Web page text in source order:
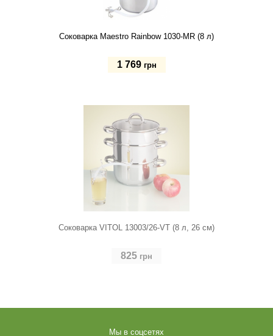
Соковарка Maestro Rainbow 1030-MR (8 л)
1 769 грн
Соковарка VITOL 13003/26-VT (8 л, 26 см)
825 грн
Мы в соцсетях